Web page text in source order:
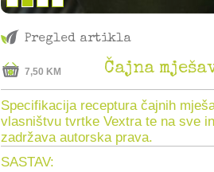
Pregled artikla
7,50 KM Čajna
Specifikacija receptura čajnih
vlasništvu tvrtke Vextra te na sve
zadržava autorska prava.
SASTAV: